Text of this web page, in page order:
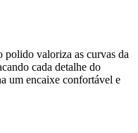
polido valoriza as curvas da
cada detalhe do
um encaixe confortável e